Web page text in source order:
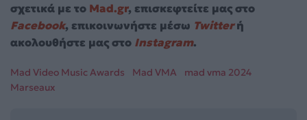
σχετικά με το Mad.gr, επισκεφτείτε μας στο
Facebook, επικοινωνήστε μέσω Twitterή
ακολουθήστε μας στο Instagram.
Mad Video Music Awards Mad VMA
mad vma 2024
Marseaux